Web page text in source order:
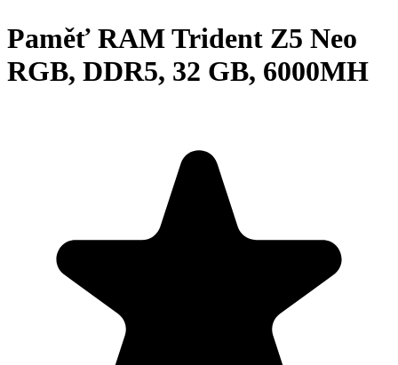
Paměť RAM Trident Z5 Neo
RGB, DDR5, 32 GB, 6000MH